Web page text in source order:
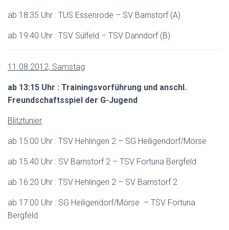
ab 18:35 Uhr : TUS Essenrode – SV Barnstorf (A)
ab 19:40 Uhr : TSV Sülfeld – TSV Danndorf (B)
11.08.2012, Samstag
ab 13:15 Uhr : Trainingsvorführung und anschl.
Freundschaftsspiel der G-Jugend
Blitztunier
ab 15:00 Uhr : TSV Hehlingen 2 – SG Heiligendorf/Mörse
ab 15:40 Uhr : SV Barnstorf 2 – TSV Fortuna Bergfeld
ab 16:20 Uhr : TSV Hehlingen 2 – SV Barnstorf 2
ab 17:00 Uhr : SG Heiligendorf/Mörse – TSV Fortuna
Bergfeld